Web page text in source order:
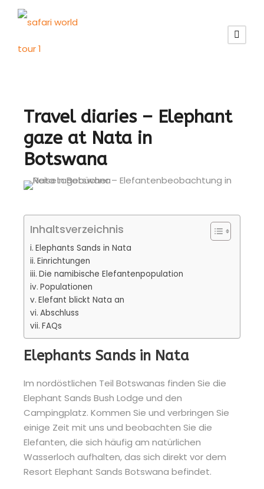
Travel diaries – Elephant
gaze at Nata in
Botswana
Inhaltsverzeichnis
Elephants Sands in Nata
Einrichtungen
Die namibische Elefantenpopulation
Populationen
Elefant blickt Nata an
Abschluss
FAQs
Elephants Sands in Nata
Im nordöstlichen Teil Botswanas finden Sie die
Elephant Sands Bush Lodge und den
Campingplatz. Kommen Sie und verbringen Sie
einige Zeit mit uns und beobachten Sie die
Elefanten, die sich häufig am natürlichen
Wasserloch aufhalten, das sich direkt vor dem
Resort Elephant Sands Botswana befindet.